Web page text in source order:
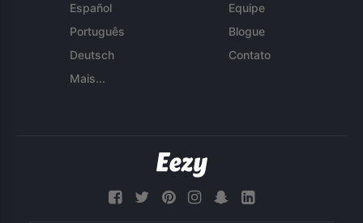
Español
Português
Deutsch
Mais...
Equipe
Blogue
Contato